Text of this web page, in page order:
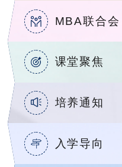
MBA联合会
课堂聚焦
培养通知
入学导向